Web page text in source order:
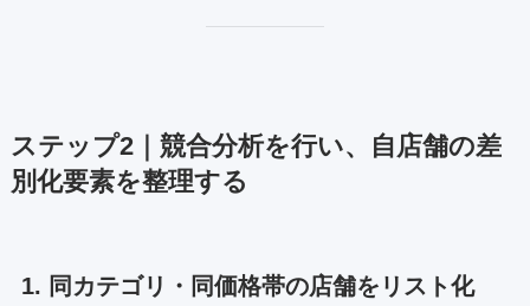
ステップ2｜競合分析を行い、自店舗の差
別化要素を整理する
1. 同カテゴリ・同価格帯の店舗をリスト化